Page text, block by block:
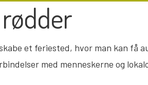
et feriested, hvor man kan få
med menneskerne og